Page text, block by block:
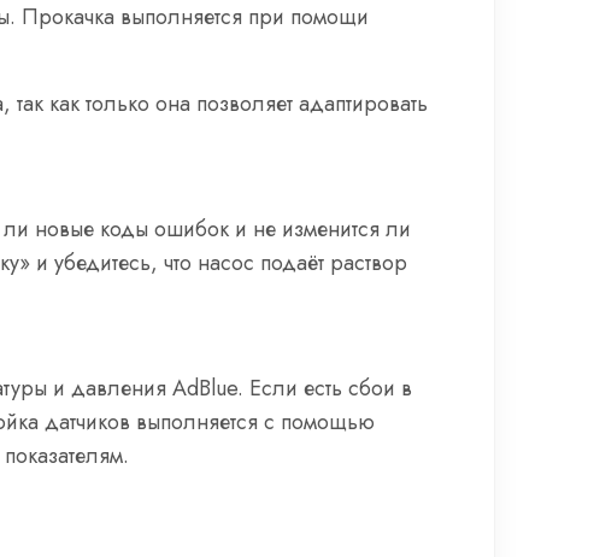
Прокачка выполняется при помощи
как только она позволяет адаптировать
ли новые коды ошибок и не изменится ли
и убедитесь, что насос подаёт раствор
и давления AdBlue. Если есть сбои в
датчиков выполняется с помощью